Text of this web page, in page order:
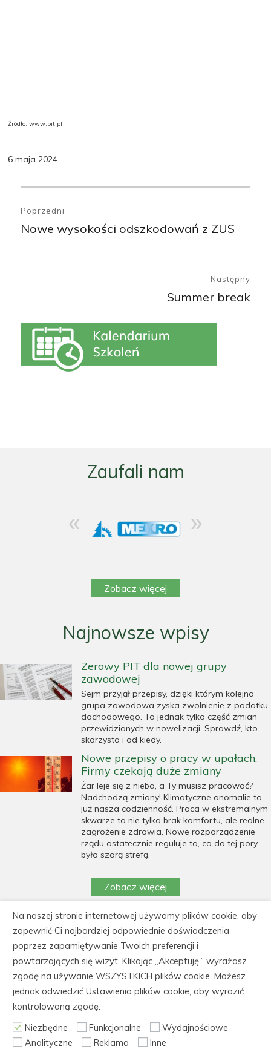
Źródło: www.pit.pl
6 maja 2024
Nawigacja
wpisu
Poprzedni
Poprzedni
Nowe wysokości odszkodowań z ZUS
Następny
Następny
Summer break
Zaufali nam
« »
Zobacz więcej
Najnowsze wpisy
Zerowy PIT dla nowej grupy
zawodowej
Sejm przyjął przepisy, dzięki którym kolejna
grupa zawodowa zyska zwolnienie z podatku
dochodowego. To jednak tylko część zmian
przewidzianych w nowelizacji. Sprawdź, kto
skorzysta i od kiedy.
Nowe przepisy o pracy w upałach.
Firmy czekają duże zmiany
Żar leje się z nieba, a Ty musisz pracować?
Nadchodzą zmiany! Klimatyczne anomalie to
już nasza codzienność. Praca w ekstremalnym
skwarze to nie tylko brak komfortu, ale realne
zagrożenie zdrowia. Nowe rozporządzenie
rządu ostatecznie reguluje to, co do tej pory
było szarą strefą.
Zobacz więcej
https://cedeka.pl/wp-
content/uploads/polityka_prywatnosci_cedeka.pdf
CEDEKA Centrum Doskonalenia Kadr, 86-105
Świecie, ul. Kiepury 30
tel.: 52 562 60 61, fax: 52 522 21 31, NIP: 559-
© Copyright 2006-2026 CeDeKa szkolenia i kursy
Na naszej stronie internetowej używamy plików cookie, aby
zapewnić Ci najbardziej odpowiednie doświadczenia
poprzez zapamiętywanie Twoich preferencji i
powtarzających się wizyt. Klikając „Akceptuję”, wyrażasz
zgodę na używanie WSZYSTKICH plików cookie. Możesz
jednak odwiedzić Ustawienia plików cookie, aby wyrazić
kontrolowaną zgodę.
Niezbędne
Funkcjonalne
Wydajnościowe
Analityczne
Reklama Inne